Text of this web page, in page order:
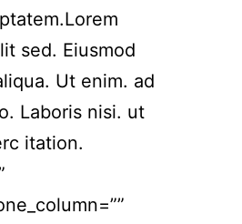
sed. Eiusmod
Ut enim. ad
Laboris nisi. ut
itation.